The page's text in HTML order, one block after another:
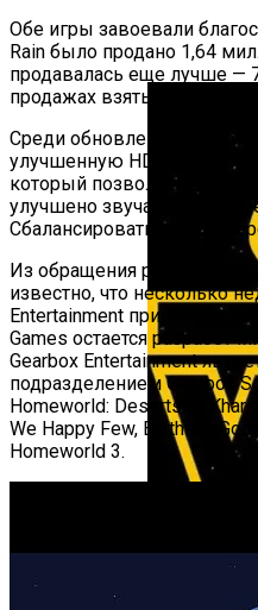
Google
Сервисом
Обе игры завоевали
Rain было продано 1,64
продавалась еще лучше —
продажах взяты у
Среди обновлений Risk of
улучшенную HD-
который позволяет
улучшено звучание и
Сбалансировать; новые
Из обращения
известно, что несколько
Entertainment приобрела
Games остается
Gearbox Entertainment
подразделением Gearbox
Homeworld: Deserts of
We Happy Few, Earthfall,
Homeworld 3.